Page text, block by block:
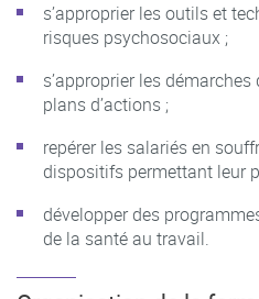
s’approprier les outils et
risques psychosociaux ;
s’approprier les
plans d’actions ;
repérer les salariés en
dispositifs permettant leur
développer des
de la santé au travail.